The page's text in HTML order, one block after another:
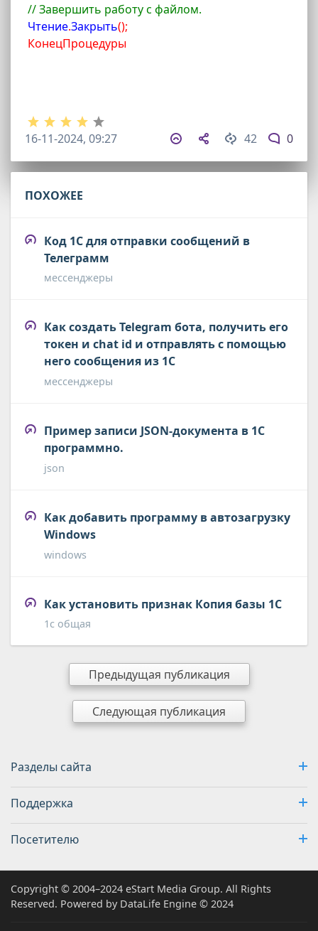
// Завершить работу с файлом.
Чтение.Закрыть();
КонецПроцедуры
42 0
16-11-2024, 09:27
ПОХОЖЕЕ
Код 1С для отправки сообщений в
Телеграмм
мессенджеры
Как создать Telegram бота, получить его
токен и chat id и отправлять с помощью
него сообщения из 1С
мессенджеры
Пример записи JSON-документа в 1С
программно.
json
Как добавить программу в автозагрузку
Windows
windows
Как установить признак Копия базы 1С
1с общая
Предыдущая публикация
Следующая публикация
Разделы сайта
Поддержка
Посетителю
Copyright © 2004–2024 eStart Media Group. All Rights
Reserved. Powered by DataLife Engine © 2024